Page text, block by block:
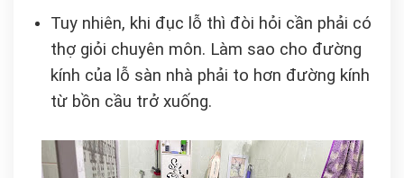
Tuy nhiên, khi đục lỗ thì đòi hỏi cần phải có
thợ giỏi chuyên môn. Làm sao cho đường
kính của lỗ sàn nhà phải to hơn đường kính
từ bồn cầu trở xuống.